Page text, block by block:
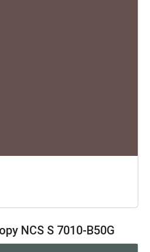
NCS S 7010-B50G